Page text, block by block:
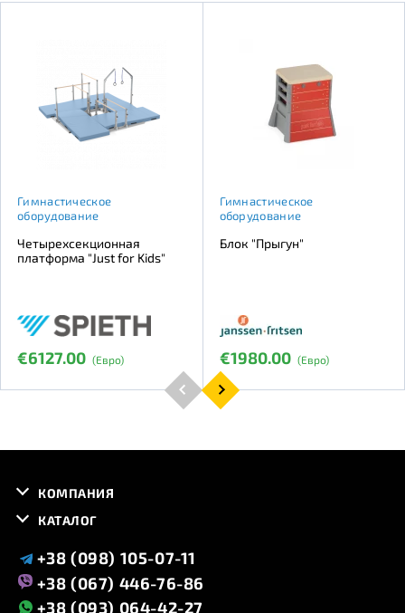
Гимнастическое
оборудование
Четырехсекционная
платформа "Just for Kids"
€6127.00 (Евро)
Гимнастическое
оборудование
Блок "Прыгун"
€1980.00 (Евро)
КОМПАНИЯ
КАТАЛОГ
+38 (098) 105-07-11
+38 (067) 446-76-86
+38 (093) 064-42-27